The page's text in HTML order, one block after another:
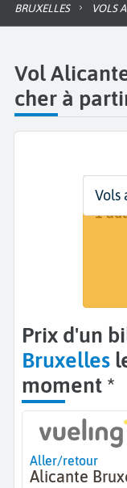
BRUXELLES VOLS
Vol
cher à
Dates
8
1
Vols
Prix d'un
Bruxelles
moment *
Aller/retour
Alicante